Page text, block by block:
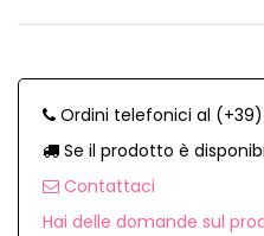
Ordini telefonici al (+39)
Se il prodotto è
Contattaci
Hai delle domande sul